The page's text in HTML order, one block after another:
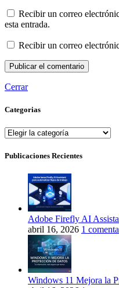
Recibir un correo
esta entrada.
Recibir un correo
Cerrar
Categorias
Categorias
Publicaciones Recientes
Adobe Firefly AI
abril 16, 2026 1
Windows 11 Mejora la